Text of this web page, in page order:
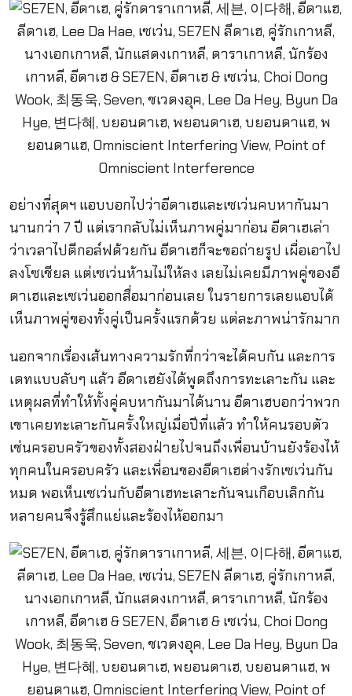
อย่างที่สุดฯ แอบบอกไปว่าอีดาเฮและเซเว่นคบหากันมา
นานกว่า 7 ปี แต่เรากลับไม่เห็นภาพคู่มาก่อน อีดาเฮเล่า
ว่าเวลาไปตีกอล์ฟด้วยกัน อีดาเฮก็จะขอถ่ายรูป เผื่อเอาไป
ลงโซเชียล แต่เซเว่นห้ามไม่ให้ลง เลยไม่เคยมีภาพคู่ของอี
ดาเฮและเซเว่นออกสื่อมาก่อนเลย ในรายการเลยแอบได้
เห็นภาพคู่ของทั้งคู่เป็นครั้งแรกด้วย แต่ละภาพน่ารักมาก
นอกจากเรื่องเส้นทางความรักที่กว่าจะได้คบกัน และการ
เดทแบบลับๆ แล้ว อีดาเฮยังได้พูดถึงการทะเลาะกัน และ
เหตุผลที่ทำให้ทั้งคู่คบหากันมาได้นาน อีดาเฮบอกว่าพวก
เขาเคยทะเลาะกันครั้งใหญ่เมื่อปีที่แล้ว ทำให้คนรอบตัว
เช่นครอบครัวของทั้งสองฝ่ายไปจนถึงเพื่อนบ้านยังร้องไห้
ทุกคนในครอบครัว และเพื่อนของอีดาเฮต่างรักเซเว่นกัน
หมด พอเห็นเซเว่นกับอีดาเฮทะเลาะกันจนเกือบเลิกกัน
หลายคนจึงรู้สึกแย่และร้องไห้ออกมา